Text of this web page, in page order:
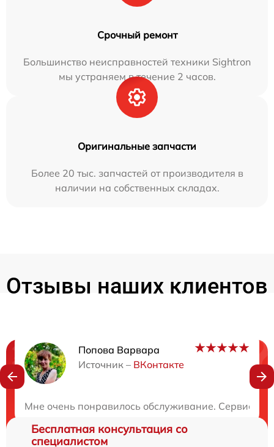
Срочный ремонт
Большинство неисправностей техники Sightron
мы устраняем в течение 2 часов.
Оригинальные запчасти
Более 20 тыс. запчастей от производителя в
наличии на собственных складах.
Отзывы наших клиентов
Попова Варвара
Источник – ВКонтакте
Мне очень понравилось обслуживание. Сервис
Нужна консультация?
Бесплатная консультация со
специалистом